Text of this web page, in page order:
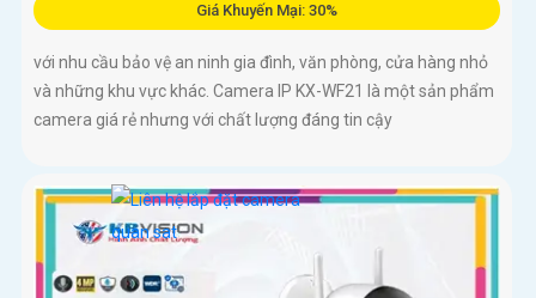
Giá Khuyến Mại: 30%
với nhu cầu bảo vệ an ninh gia đình, văn phòng, cửa hàng nhỏ
và những khu vực khác. Camera IP KX-WF21 là một sản phẩm
camera giá rẻ nhưng với chất lượng đáng tin cậy